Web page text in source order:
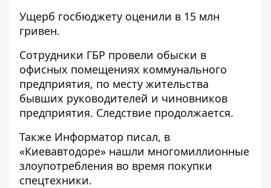
Ущерб госбюджету оценили в 15 млн
гривен.
Сотрудники ГБР провели обыски в
офисных помещениях коммунального
предприятия, по месту жительства
бывших руководителей и чиновников
предприятия. Следствие продолжается.
Также Информатор писал, в
«Киевавтодоре» нашли многомиллионные
злоупотребления во время покупки
спецтехники.